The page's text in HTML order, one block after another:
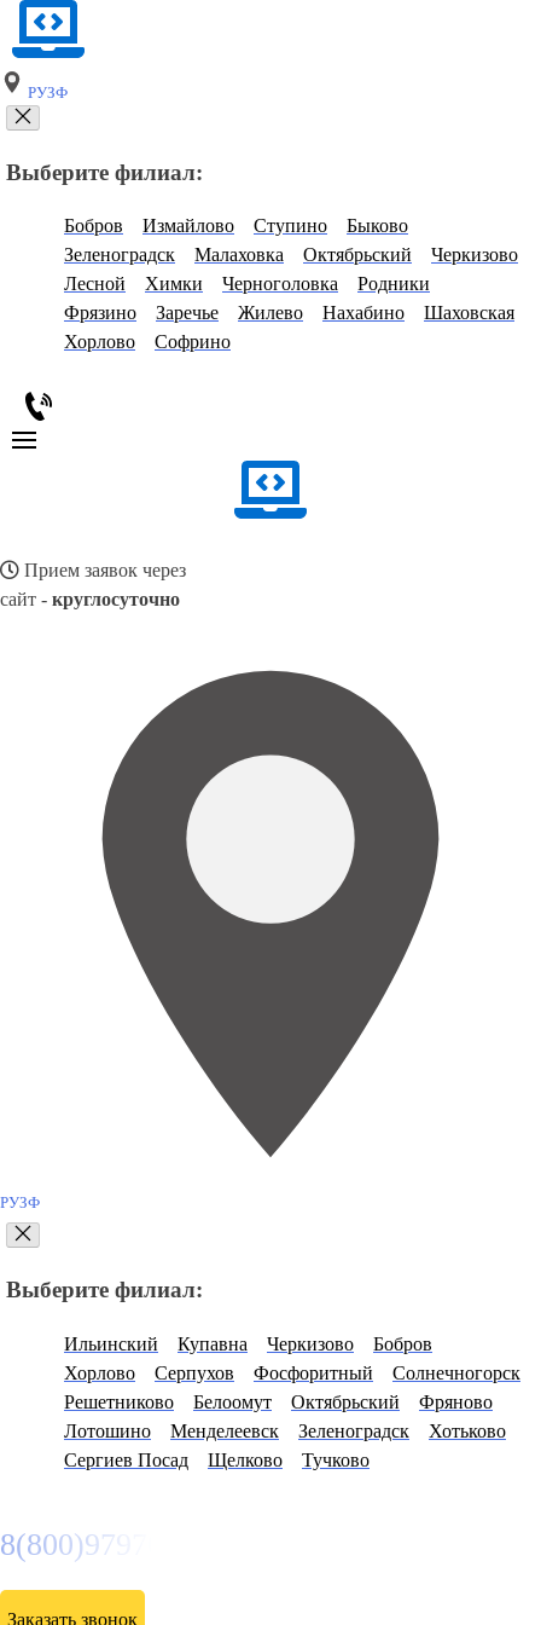
РУЗФ
Выберите филиал:
Бобров Измайлово Ступино
Быково
Зеленоградск
Малаховка Октябрьский
Черкизово
Лесной
Химки Черноголовка
Родники
Фрязино
Заречье Жилево Нахабино
Шаховская
Хорлово
Софрино
Прием заявок через
сайт - круглосуточно
РУЗФ
Выберите филиал:
Ильинский Купавна Черкизово
Бобров
Хорлово
Серпухов Фосфоритный
Солнечногорск
Решетниково
Белоомут Октябрьский
Фряново
Лотошино
Менделеевск Зеленоградск
Хотьково
Сергиев Посад
Щелково Тучково
8(800)9797043
Заказать звонок